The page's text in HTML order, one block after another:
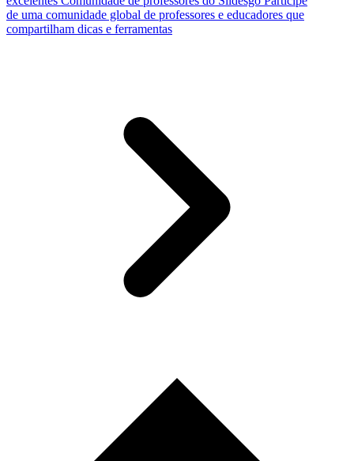
de uma comunidade global de professores e educadores que
compartilham dicas e ferramentas